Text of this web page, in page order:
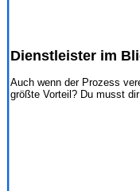
Dienstleister im
Auch wenn der Prozess
größte Vorteil? Du musst